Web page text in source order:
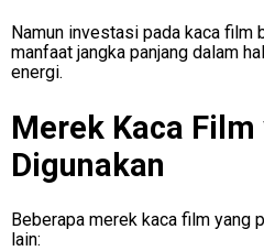
Namun investasi pada kaca film
manfaat jangka panjang dalam
energi.
Merek Kaca
Digunakan
Beberapa merek kaca film yang
lain: